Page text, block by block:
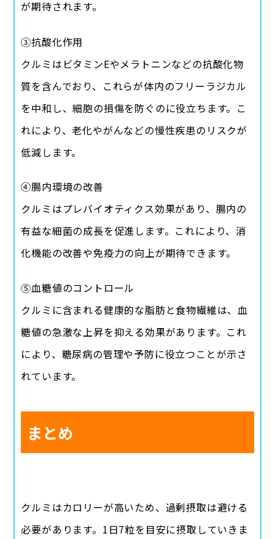
が期待されます。
③抗酸化作用
クルミはビタミンEやメラトニンなどの抗酸化物
質を含んでおり、これらが体内のフリーラジカル
を中和し、細胞の損傷を防ぐのに役立ちます。こ
れにより、老化やがんなどの慢性疾患のリスクが
低減します。
④腸内環境の改善
クルミはプレバイオティクス効果があり、腸内の
有益な細菌の成長を促進します。これにより、消
化機能の改善や免疫力の向上が期待できます。
⑤血糖値のコントロール
クルミに含まれる健康的な脂肪と食物繊維は、血
糖値の急激な上昇を抑える効果があります。これ
により、糖尿病の管理や予防に役立つことが示さ
れています。
まとめ
クルミはカロリーが高いため、過剰摂取は避ける
必要があります。1日7粒を目安に摂取していきま